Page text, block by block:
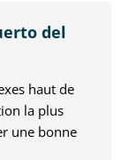
del
haut de
la plus
une bonne